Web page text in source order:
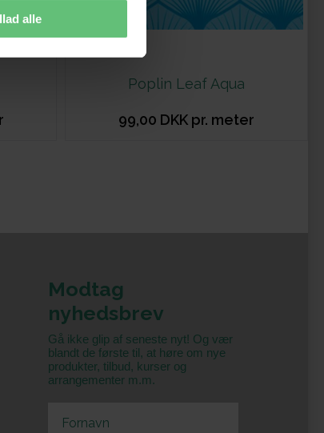
alle
Poplin Leaf Aqua
99,00 DKK pr. meter
Modtag
nyhedsbrev
Gå ikke glip af seneste nyt! Og vær
blandt de første til, at høre om nye
produkter, tilbud, kurser og
arrangementer m.m.